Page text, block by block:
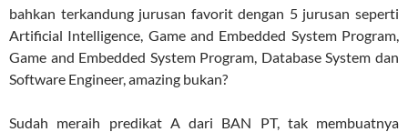
bahkan terkandung jurusan favorit dengan 5 jurusan seperti
Artificial Intelligence, Game and Embedded System Program,
Game and Embedded System Program, Database System dan
Software Engineer, amazing bukan?
Sudah meraih predikat A dari BAN PT, tak membuatnya